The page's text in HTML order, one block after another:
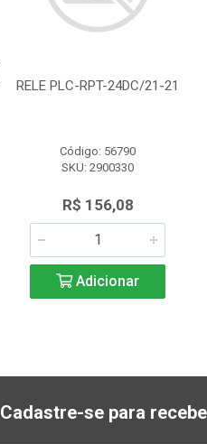
RELE PLC-RPT-24DC/21-21
Código: 56790
SKU: 2900330
R$ 156,08
Adicionar
Cadastre-se para